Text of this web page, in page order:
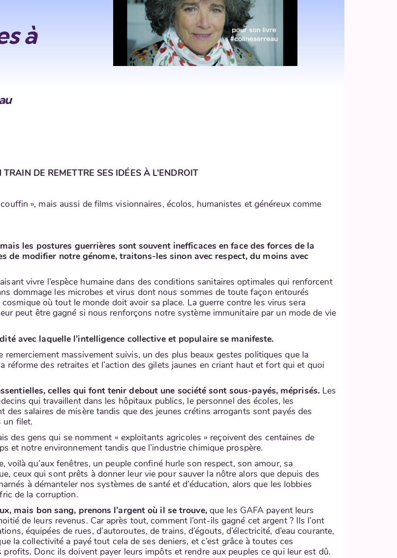
à
DE REMETTRE SES IDÉES À L’ENDROIT
», mais aussi de films visionnaires, écolos, humanistes et généreux comme
les postures guerrières sont souvent inefficaces en face des forces de la
de modifier notre génome, traitons-les sinon avec respect, du moins avec
vivre l’espèce humaine dans des conditions sanitaires optimales qui renforcent
dommage les microbes et virus dont nous sommes de toute façon entourés
où tout le monde doit avoir sa place. La guerre contre les virus sera
peut être gagné si nous renforçons notre système immunitaire par un mode de vie
avec laquelle l’intelligence collective et populaire se manifeste.
massivement suivis, un des plus beaux gestes politiques que la
réforme des retraites et l’action des gilets jaunes en criant haut et fort qui et quoi
celles qui font tenir debout une société sont sous-payés, méprisés. Les
qui travaillent dans les hôpitaux publics, le personnel des écoles, les
salaires de misère tandis que des jeunes crétins arrogants sont payés des
un filet.
des gens qui se nomment « exploitants agricoles » reçoivent des centaines de
et notre environnement tandis que l’industrie chimique prospère.
voilà qu’aux fenêtres, un peuple confiné hurle son respect, son amour, sa
ceux qui sont prêts à donner leur vie pour sauver la nôtre alors que depuis des
à démanteler nos systèmes de santé et d’éducation, alors que les lobbies
de la corruption.
mais bon sang, prenons l’argent où il se trouve,que les GAFA payent leurs
de leurs revenus. Car après tout, comment l’ont-ils gagné cet argent ? Ils l’ont
équipées de rues, d’autoroutes, de trains, d’égouts, d’électricité, d’eau courante,
la collectivité a payé tout cela de ses deniers, et c’est grâce à toutes ces
Donc ils doivent payer leurs impôts et rendre aux peuples ce qui leur est dû.